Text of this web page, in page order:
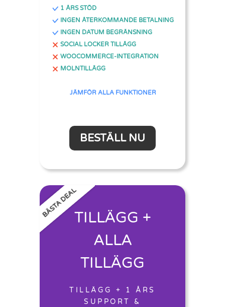
1 ÅRS STÖD
INGEN ÅTERKOMMANDE BETALNING
INGEN DATUM BEGRÄNSNING
SOCIAL LOCKER TILLÄGG
WOOCOMMERCE-INTEGRATION
MOLNTILLÄGG
JÄMFÖR ALLA FUNKTIONER
BESTÄLL NU
BÄSTA DEALTILLÄGG +
ALLA
TILLÄGG
TILLÄGG + 1 ÅRS
SUPPORT &